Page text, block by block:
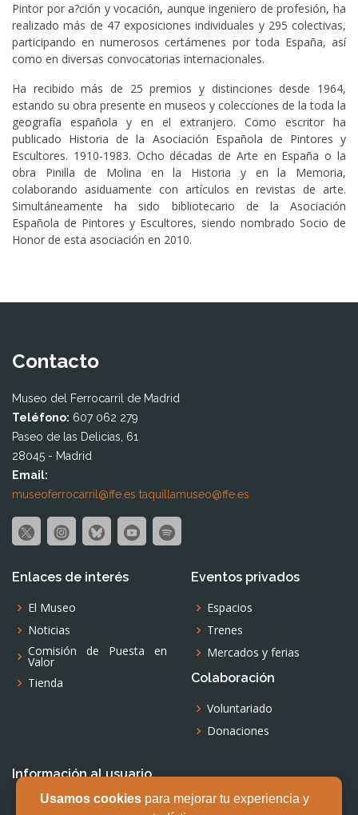
Usamos cookiespara mejorar tu experiencia y
Pintor por a?ción y vocación, aunque ingeniero de profesión, ha
realizado más de 47 exposiciones individuales y 295 colectivas,
participando en numerosos certámenes por toda España, así
como en diversas convocatorias internacionales.
Ha recibido más de 25 premios y distinciones desde 1964,
estando su obra presente en museos y colecciones de la toda la
geografía española y en el extranjero. Como escritor ha
publicado Historia de la Asociación Española de Pintores y
Escultores. 1910-1983. Ocho décadas de Arte en España o la
obra Pinilla de Molina en la Historia y en la Memoria,
colaborando asiduamente con artículos en revistas de arte.
Simultáneamente ha sido bibliotecario de la Asociación
Española de Pintores y Escultores, siendo nombrado Socio de
Honor de esta asociación en 2010.
Contacto
Museo del Ferrocarril de Madrid
Teléfono: 607 062 279
Paseo de las Delicias, 61
28045 - Madrid
Email:
museoferrocarril@ffe.es taquillamuseo@ffe.es
Enlaces de interés
El Museo
Noticias
Comisión de Puesta en
Valor
Tienda
Eventos privados
Espacios
Trenes
Mercados y ferias
Colaboración
Voluntariado
Donaciones
Información al usuario
Aviso legal